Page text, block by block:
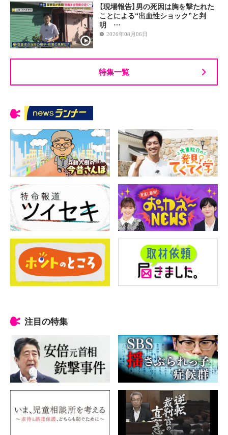
【現場報告】男の死因は胸を撃たれた
ことによる“出血性ショック”と判
明 …
2026年08月06日
特集一覧
注目の特集